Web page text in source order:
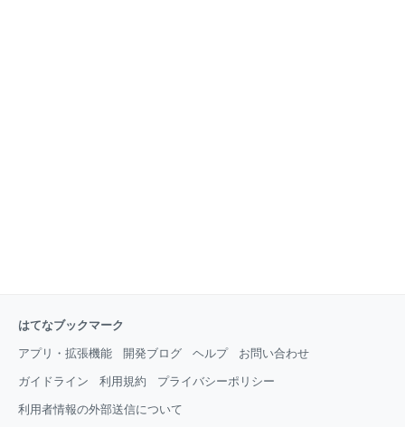
はてなブックマーク
アプリ・拡張機能 開発ブログ ヘルプ お問い合わせ
ガイドライン 利用規約 プライバシーポリシー
利用者情報の外部送信について